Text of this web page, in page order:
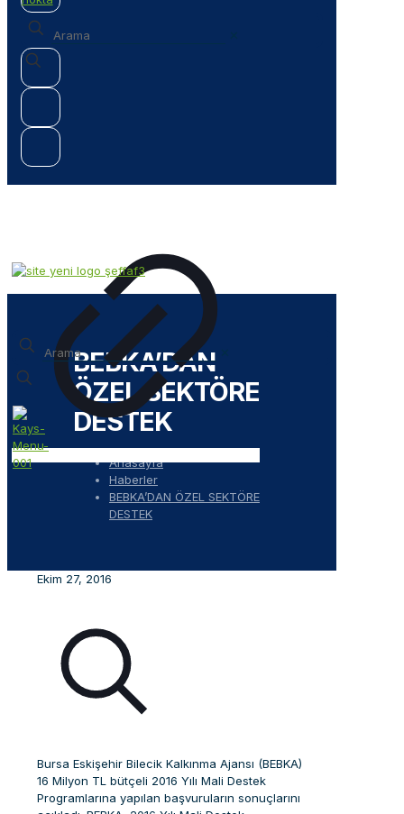
BEBKA’DAN
ÖZEL SEKTÖRE
DESTEK
Anasayfa
Haberler
BEBKA’DAN ÖZEL SEKTÖRE
DESTEK
Ekim 27, 2016
Bursa Eskişehir Bilecik Kalkınma Ajansı (BEBKA)
16 Milyon TL bütçeli 2016 Yılı Mali Destek
Programlarına yapılan başvuruların sonuçlarını